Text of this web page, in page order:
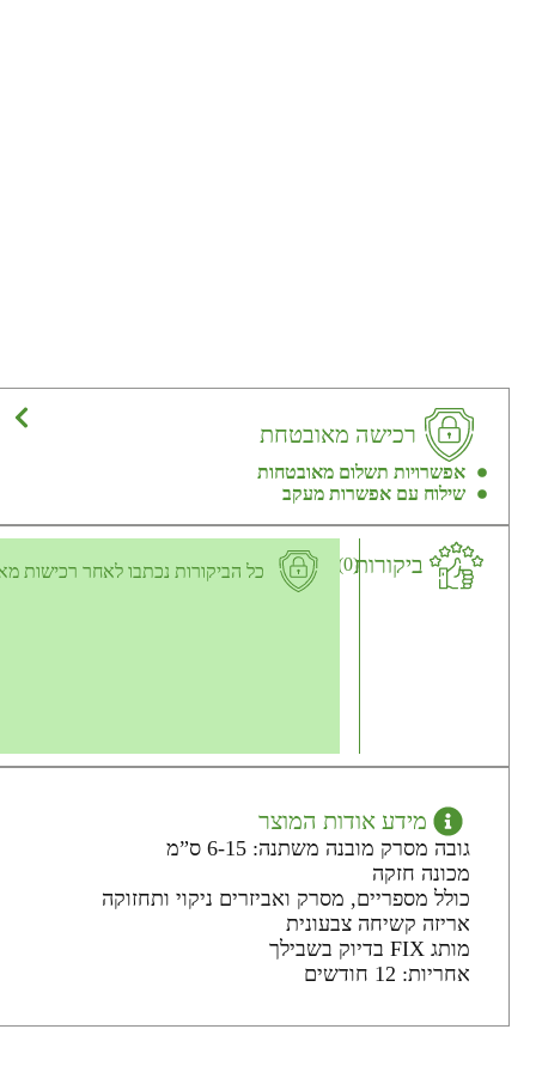
רכישה מאובטחת
אפשרויות תשלום מאובטחות
שילוח עם אפשרות מעקב
ביקורות(0) כל הביקורות נכתבו לאחר רכישות
מידע אודות המוצר
גובה מסרק מובנה משתנה: 6-15 ס”מ
מכונה חזקה
כולל מספריים, מסרק ואביזרים ניקוי ותחזוקה
אריזה קשיחה צבעונית
מותג FIX בדיוק בשבילך
אחריות: 12 חודשים